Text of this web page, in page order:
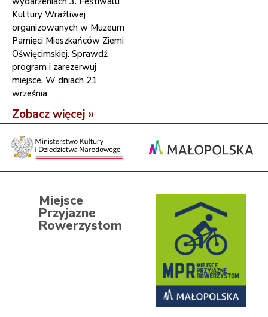
Kultury Wrażliwej
organizowanych w Muzeum
Pamięci Mieszkańców Ziemi
Oświęcimskiej. Sprawdź
program i zarezerwuj
miejsce. W dniach 21
września
Zobacz więcej »
Miejsce
Przyjazne
Rowerzystom